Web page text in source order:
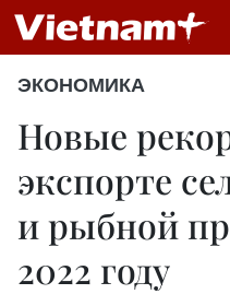
ЭКОНОМИКА
Новые
экспорте
и рыбной
2022 году